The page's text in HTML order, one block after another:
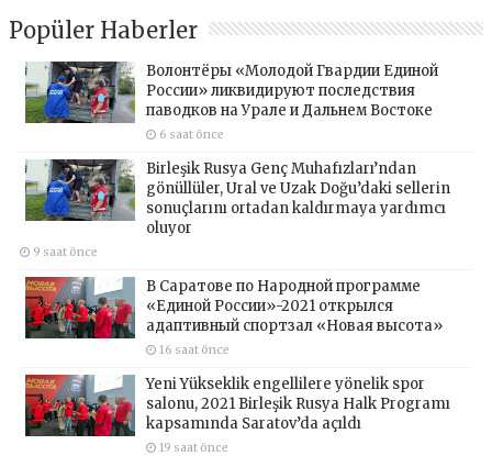
Popüler Haberler
Волонтёры «Молодой Гвардии Единой
России» ликвидируют последствия
паводков на Урале и Дальнем Востоке
6 saat önce
Birleşik Rusya Genç Muhafızları’ndan
gönüllüler, Ural ve Uzak Doğu’daki sellerin
sonuçlarını ortadan kaldırmaya yardımcı
oluyor
9 saat önce
В Саратове по Народной программе
«Единой России»-2021 открылся
адаптивный спортзал «Новая высота»
16 saat önce
Yeni Yükseklik engellilere yönelik spor
salonu, 2021 Birleşik Rusya Halk Programı
kapsamında Saratov’da açıldı
19 saat önce